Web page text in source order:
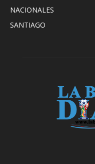
NACIONALES
SANTIAGO